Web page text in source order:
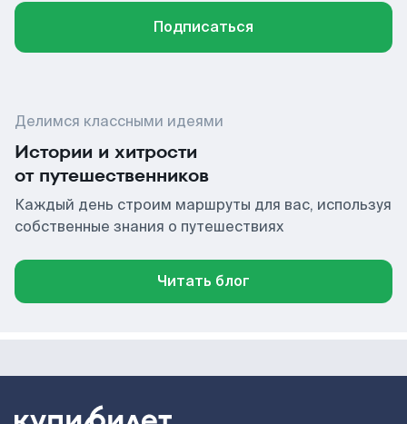
Подписаться
Делимся классными идеями
Истории и хитрости
от путешественников
Каждый день строим маршруты для вас, используя
собственные знания о путешествиях
Читать блог